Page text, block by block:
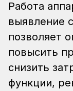
Работа
выявление
позволяет
повысить
снизить
функции,